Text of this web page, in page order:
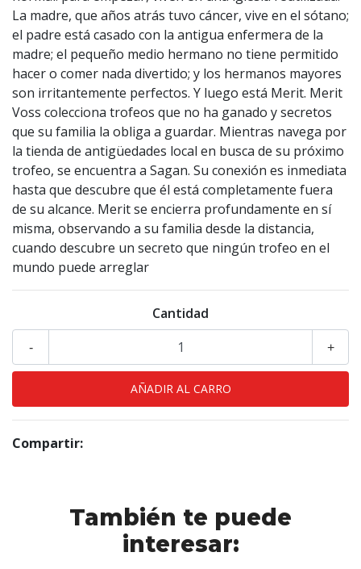
La madre, que años atrás tuvo cáncer, vive en el sótano;
el padre está casado con la antigua enfermera de la
madre; el pequeño medio hermano no tiene permitido
hacer o comer nada divertido; y los hermanos mayores
son irritantemente perfectos. Y luego está Merit. Merit
Voss colecciona trofeos que no ha ganado y secretos
que su familia la obliga a guardar. Mientras navega por
la tienda de antigüedades local en busca de su próximo
trofeo, se encuentra a Sagan. Su conexión es inmediata
hasta que descubre que él está completamente fuera
de su alcance. Merit se encierra profundamente en sí
misma, observando a su familia desde la distancia,
cuando descubre un secreto que ningún trofeo en el
mundo puede arreglar
Cantidad
+
-
Compartir:
También te puede
interesar: